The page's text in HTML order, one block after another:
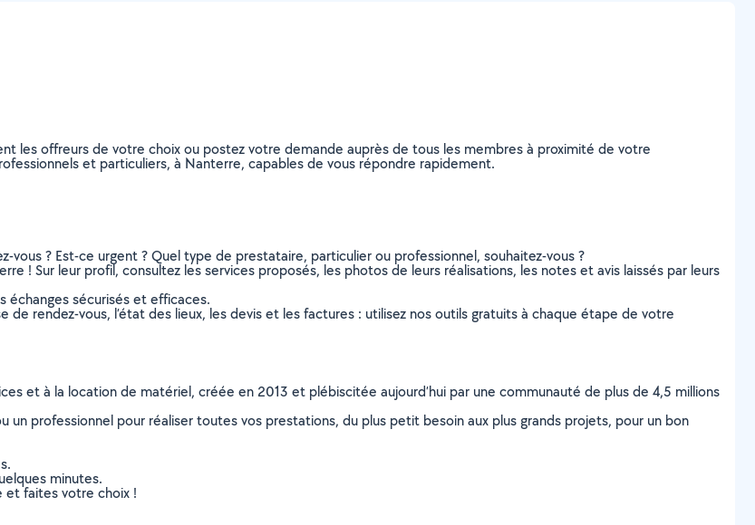
les offreurs de votre choix ou postez votre demande auprès de tous les membres à proximité de votre
et particuliers, à Nanterre, capables de vous répondre rapidement.
? Est-ce urgent ? Quel type de prestataire, particulier ou professionnel, souhaitez-vous ?
! Sur leur profil, consultez les services proposés, les photos de leurs réalisations, les notes et avis laissés par leurs
échanges sécurisés et efficaces.
rendez-vous, l’état des lieux, les devis et les factures : utilisez nos outils gratuits à chaque étape de votre
et à la location de matériel, créée en 2013 et plébiscitée aujourd’hui par une communauté de plus de 4,5 millions
professionnel pour réaliser toutes vos prestations, du plus petit besoin aux plus grands projets, pour un bon
minutes.
et faites votre choix !